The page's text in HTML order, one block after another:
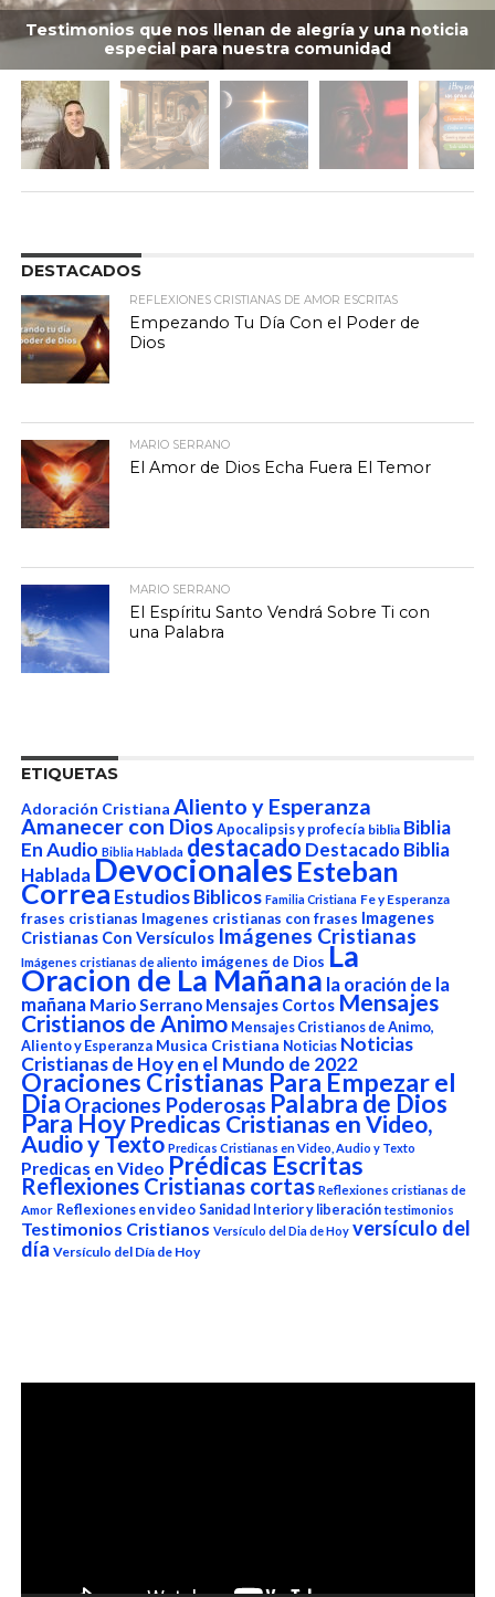
Testimonios que nos llenan de alegría y una noticia
especial para nuestra comunidad
DESTACADOS
REFLEXIONES CRISTIANAS DE AMOR ESCRITAS
Empezando Tu Día Con el Poder de
Dios
MARIO SERRANO
El Amor de Dios Echa Fuera El Temor
MARIO SERRANO
El Espíritu Santo Vendrá Sobre Ti con
una Palabra
ETIQUETAS
Adoración Cristiana Aliento y Esperanza
Amanecer con Dios Apocalipsis y profecía biblia Biblia
En Audio Biblia Hablada destacado Destacado Biblia
HabladaDevocionalesEsteban
Correa Estudios Biblicos Familia Cristiana Fe y Esperanza
frases cristianas Imagenes cristianas con frases Imagenes
Cristianas Con Versículos Imágenes Cristianas
Imágenes cristianas de aliento imágenes de Dios La
Oracion de La Mañana la oración de la
mañana Mario Serrano Mensajes Cortos Mensajes
Cristianos de Animo Mensajes Cristianos de Animo,
Aliento y Esperanza Musica Cristiana Noticias Noticias
Cristianas de Hoy en el Mundo de 2022
Oraciones Cristianas Para Empezar el
DiaOraciones Poderosas Palabra de Dios
Para Hoy Predicas Cristianas en Video,
Audio y Texto Predicas Cristianas en Video, Audio y Texto
Predicas en Video Prédicas Escritas
Reflexiones Cristianas cortas Reflexiones cristianas de
Amor Reflexiones en video Sanidad Interior y liberación testimonios
Testimonios Cristianos Versículo del Dia de Hoy versículo del
día Versículo del Día de Hoy
Reproductor